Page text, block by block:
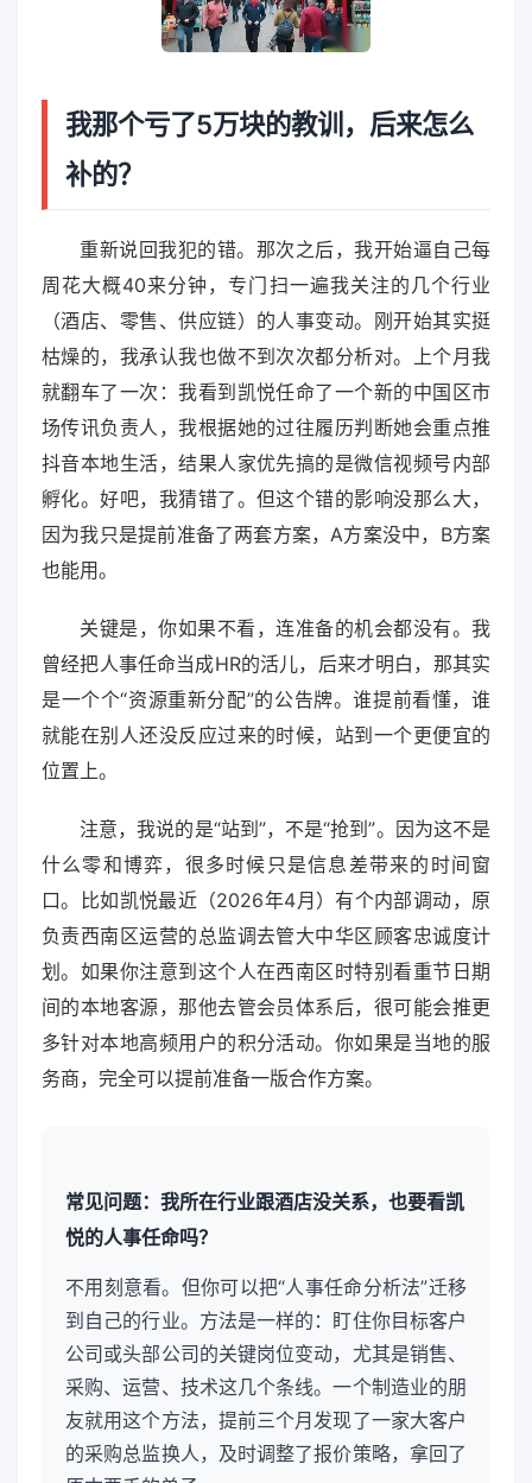
我那个亏了5万块的教训，后来怎么
补的？
重新说回我犯的错。那次之后，我开始逼自己每
周花大概40来分钟，专门扫一遍我关注的几个行业
（酒店、零售、供应链）的人事变动。刚开始其实挺
枯燥的，我承认我也做不到次次都分析对。上个月我
就翻车了一次：我看到凯悦任命了一个新的中国区市
场传讯负责人，我根据她的过往履历判断她会重点推
抖音本地生活，结果人家优先搞的是微信视频号内部
孵化。好吧，我猜错了。但这个错的影响没那么大，
因为我只是提前准备了两套方案，A方案没中，B方案
也能用。
关键是，你如果不看，连准备的机会都没有。我
曾经把人事任命当成HR的活儿，后来才明白，那其实
是一个个“资源重新分配”的公告牌。谁提前看懂，谁
就能在别人还没反应过来的时候，站到一个更便宜的
位置上。
注意，我说的是“站到”，不是“抢到”。因为这不是
什么零和博弈，很多时候只是信息差带来的时间窗
口。比如凯悦最近（2026年4月）有个内部调动，原
负责西南区运营的总监调去管大中华区顾客忠诚度计
划。如果你注意到这个人在西南区时特别看重节日期
间的本地客源，那他去管会员体系后，很可能会推更
多针对本地高频用户的积分活动。你如果是当地的服
务商，完全可以提前准备一版合作方案。
常见问题：我所在行业跟酒店没关系，也要看凯
悦的人事任命吗？
不用刻意看。但你可以把“人事任命分析法”迁移
到自己的行业。方法是一样的：盯住你目标客户
公司或头部公司的关键岗位变动，尤其是销售、
采购、运营、技术这几个条线。一个制造业的朋
友就用这个方法，提前三个月发现了一家大客户
的采购总监换人，及时调整了报价策略，拿回了